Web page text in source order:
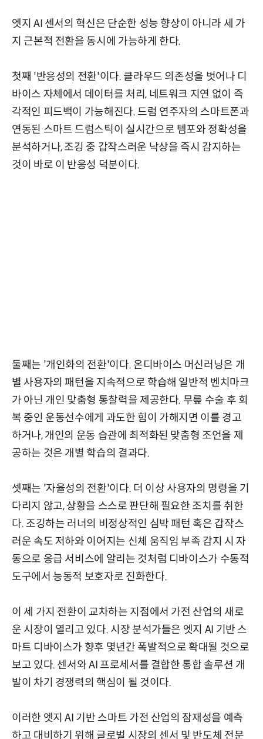
엣지 AI 센서의 혁신은 단순한 성능 향상이 아니라 세 가
지 근본적 전환을 동시에 가능하게 한다.
첫째 '반응성의 전환'이다. 클라우드 의존성을 벗어나 디
바이스 자체에서 데이터를 처리, 네트워크 지연 없이 즉
각적인 피드백이 가능해진다. 드럼 연주자의 스마트폰과
연동된 스마트 드럼스틱이 실시간으로 템포와 정확성을
분석하거나, 조깅 중 갑작스러운 낙상을 즉시 감지하는
것이 바로 이 반응성 덕분이다.
둘째는 '개인화의 전환'이다. 온디바이스 머신러닝은 개
별 사용자의 패턴을 지속적으로 학습해 일반적 벤치마크
가 아닌 개인 맞춤형 통찰력을 제공한다. 무릎 수술 후 회
복 중인 운동선수에게 과도한 힘이 가해지면 이를 경고
하거나, 개인의 운동 습관에 최적화된 맞춤형 조언을 제
공하는 것은 개별 학습의 결과다.
셋째는 '자율성의 전환'이다. 더 이상 사용자의 명령을 기
다리지 않고, 상황을 스스로 판단해 필요한 조치를 취한
다. 조깅하는 러너의 비정상적인 심박 패턴 혹은 갑작스
러운 속도 저하와 이어지는 신체 움직임 부족 감지 시 자
동으로 응급 서비스에 알리는 것처럼 디바이스가 수동적
도구에서 능동적 보호자로 진화한다.
이 세 가지 전환이 교차하는 지점에서 가전 산업의 새로
운 시장이 열리고 있다. 시장 분석가들은 엣지 AI 기반 스
마트 디바이스가 향후 몇년간 폭발적으로 확대될 것으로
보고 있다. 센서와 AI 프로세서를 결합한 통합 솔루션 개
발이 차기 경쟁력의 핵심이 될 것이다.
이러한 엣지 AI 기반 스마트 가전 산업의 잠재성을 예측
하고 대비하기 위해 글로벌 시장의 센서 및 반도체 전문